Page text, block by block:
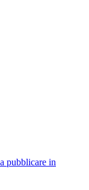
pubblicare in